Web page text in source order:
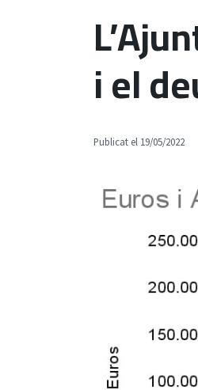
i el
Publicat el 19/05/2022